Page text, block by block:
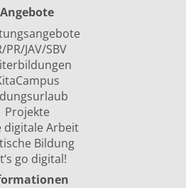
Angebote
PR/JAV/SBV
Projekte
digitale Arbeit
Bildung
go digital!